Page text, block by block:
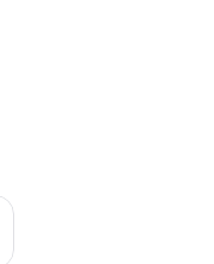
prochain août 14 -